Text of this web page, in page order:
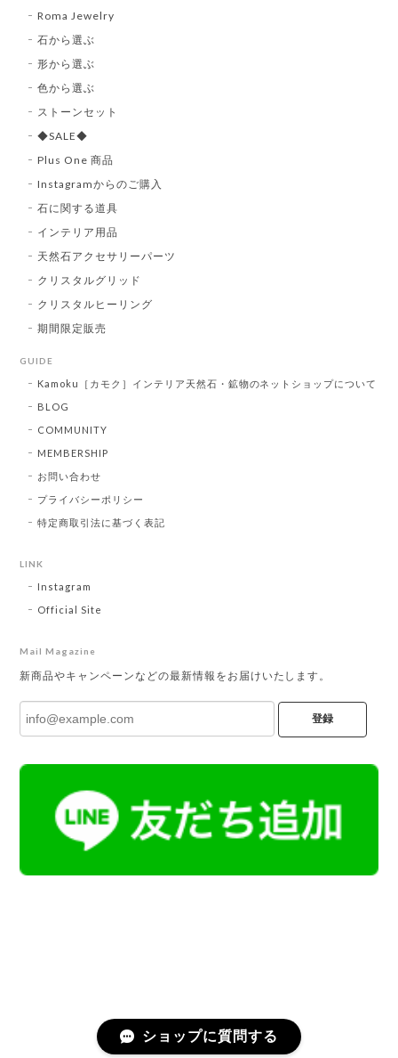
Roma Jewelry
石から選ぶ
形から選ぶ
色から選ぶ
ストーンセット
◆SALE◆
Plus One 商品
Instagramからのご購入
石に関する道具
インテリア用品
天然石アクセサリーパーツ
クリスタルグリッド
クリスタルヒーリング
期間限定販売
GUIDE
Kamoku［カモク］インテリア天然石・鉱物のネットショップについて
BLOG
COMMUNITY
MEMBERSHIP
お問い合わせ
プライバシーポリシー
特定商取引法に基づく表記
LINK
Instagram
Official Site
Mail Magazine
新商品やキャンペーンなどの最新情報をお届けいたします。
登録
ショップに質問する